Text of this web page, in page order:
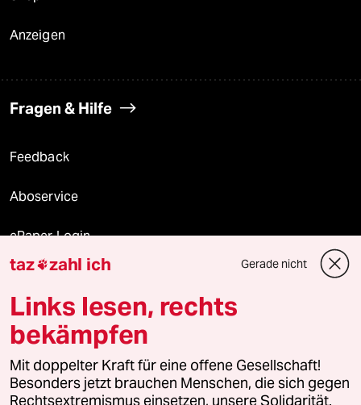
Anzeigen
Fragen & Hilfe
Feedback
Aboservice
ePaper Login
Downloads für Abonnierende
© 2026 taz Verlags und Vertriebs GmbH
Alle Rechte vorbehalten. Bei rechtlichen Fragen oder für Genehmigungen
wenden Sie sich bitte an
lizenzen@taz.de
taz zahl ich Gerade nicht
Links lesen, rechts
bekämpfen
Mit doppelter Kraft für eine offene Gesellschaft!
Besonders jetzt brauchen Menschen, die sich gegen
Rechtsextremismus einsetzen, unsere Solidarität.